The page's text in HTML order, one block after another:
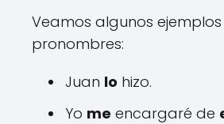
Veamos algunos
pronombres:
Juan lo hizo.
Yo me encargaré de